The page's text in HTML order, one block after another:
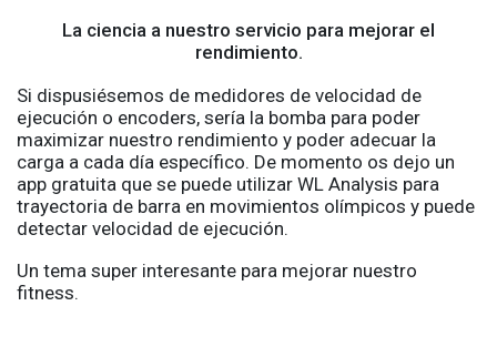
La ciencia a nuestro servicio para mejorar el
rendimiento.
Si dispusiésemos de medidores de velocidad de
ejecución o encoders, sería la bomba para poder
maximizar nuestro rendimiento y poder adecuar la
carga a cada día específico. De momento os dejo un
app gratuita que se puede utilizar WL Analysis para
trayectoria de barra en movimientos olímpicos y puede
detectar velocidad de ejecución.
Un tema super interesante para mejorar nuestro
fitness.